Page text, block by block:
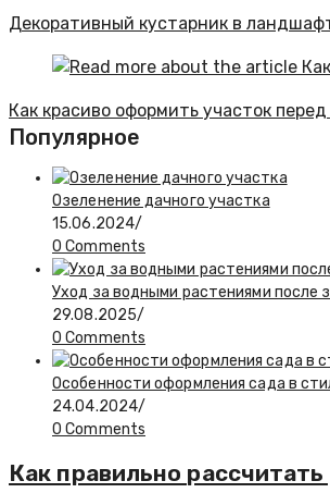
Декоративный кустарник в
Как красиво оформить участок
Популярное
Озеленение дачного участка
15.06.2024/
0 Comments
Уход за водными растениями после
29.08.2025/
0 Comments
Особенности оформления сада в
24.04.2024/
0 Comments
Как правильно